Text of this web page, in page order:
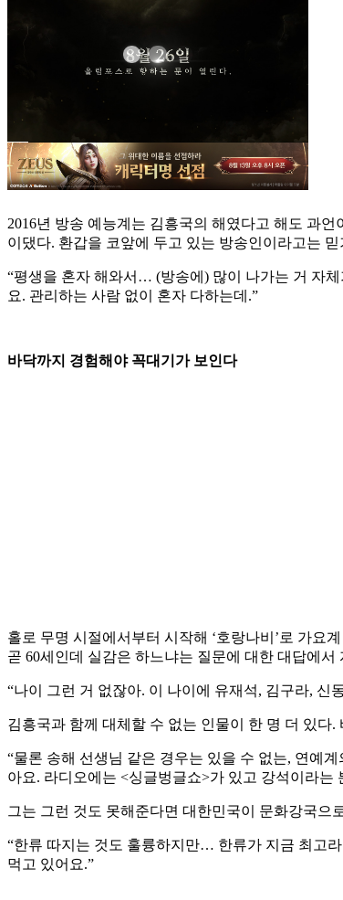
2016년 방송 예능계는 김흥국의 해였다고 해도 과
이댔다. 환갑을 코앞에 두고 있는 방송인이라고는
“평생을 혼자 해와서… (방송에) 많이 나가는 거 자
요. 관리하는 사람 없이 혼자 다하는데.”
바닥까지 경험해야 꼭대기가 보인다
홀로 무명 시절에서부터 시작해 ‘호랑나비’로 가요
곧 60세인데 실감은 하느냐는 질문에 대한 대답에서
“나이 그런 거 없잖아. 이 나이에 유재석, 김구라,
김흥국과 함께 대체할 수 없는 인물이 한 명 더 있다
“물론 송해 선생님 같은 경우는 있을 수 없는, 연예
아요. 라디오에는 <싱글벙글쇼>가 있고 강석이라
그는 그런 것도 못해준다면 대한민국이 문화강국으
“한류 따지는 것도 훌륭하지만… 한류가 지금 최고
먹고 있어요.”